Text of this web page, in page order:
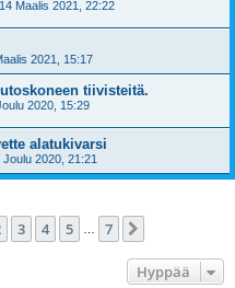
14 Maalis 2021, 22:22
2021, 15:17
tiivisteitä.
2020, 15:29
alatukivarsi
Joulu 2020, 21:21
3 4 5 7
Hyppää